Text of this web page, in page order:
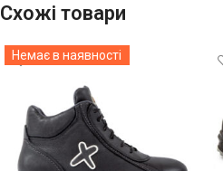
Схожі товари
Немає в наявності